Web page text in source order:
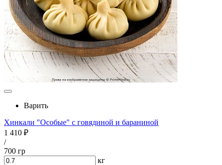
Варить
Хинкали "Особые" с говядиной и бараниной
1 410 ₽
/
700 гр
кг